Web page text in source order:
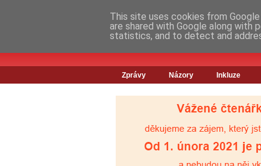
Zprávy Názory Inkluze
This site uses cookies from
are shared with Google along with
statistics, and to detect and